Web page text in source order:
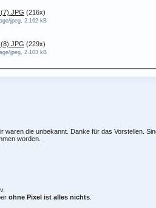
Baes Gugos (7).JPG (216x)
jpeg, 2.162 kB
Baes Gugos (8).JPG (229x)
jpeg, 2.103 kB
waren die unbekannt. Danke für das Vorstellen.
worden.
ohne Pixel ist alles nichts